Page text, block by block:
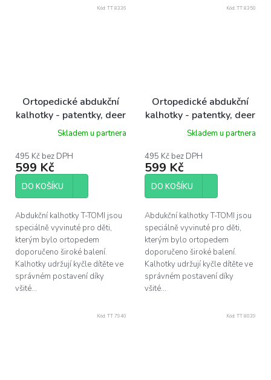
Ortopedické abdukční
kalhotky - patentky, deer
(3-6kg)
Skladem u partnera
495 Kč bez DPH
599 Kč
DO KOŠÍKU
Abdukční kalhotky T-TOMI jsou
speciálně vyvinuté pro děti,
kterým bylo ortopedem
doporučeno široké balení.
Kalhotky udržují kyčle dítěte ve
správném postavení díky
všité...
Kód: TT 8336
Ortopedické abdukční
kalhotky - patentky, deer
(5-9kg)
Skladem u partnera
495 Kč bez DPH
599 Kč
DO KOŠÍKU
Abdukční kalhotky T-TOMI jsou
speciálně vyvinuté pro děti,
kterým bylo ortopedem
doporučeno široké balení.
Kalhotky udržují kyčle dítěte ve
správném postavení díky
všité...
Kód: TT 8350
Kód: TT 7940 Kód: TT 8039